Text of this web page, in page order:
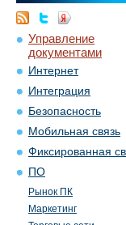
Управление
документами
Интернет
Интеграция
Безопасность
Мобильная связь
Фиксированная
ПО
Рынок ПК
Маркетинг